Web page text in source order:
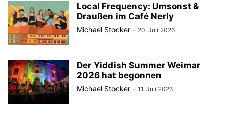
Local Frequency: Umsonst &
Draußen im Café Nerly
Michael Stocker - 20. Juli 2026
Der Yiddish Summer Weimar
2026 hat begonnen
Michael Stocker - 11. Juli 2026